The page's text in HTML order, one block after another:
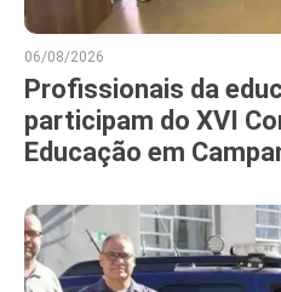
06/08/2026
Profissionais da
participam do XVI
Educação em